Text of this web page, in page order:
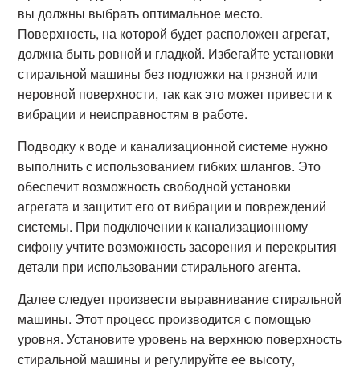
вы должны выбрать оптимальное место.
Поверхность, на которой будет расположен агрегат,
должна быть ровной и гладкой. Избегайте установки
стиральной машины без подложки на грязной или
неровной поверхности, так как это может привести к
вибрации и неисправностям в работе.
Подводку к воде и канализационной системе нужно
выполнить с использованием гибких шлангов. Это
обеспечит возможность свободной установки
агрегата и защитит его от вибрации и повреждений
системы. При подключении к канализационному
сифону учтите возможность засорения и перекрытия
детали при использовании стирального агента.
Далее следует произвести выравнивание стиральной
машины. Этот процесс производится с помощью
уровня. Установите уровень на верхнюю поверхность
стиральной машины и регулируйте ее высоту,